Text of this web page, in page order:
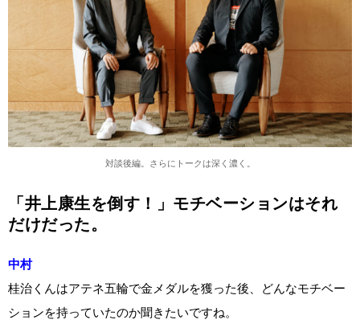
対談後編。さらにトークは深く濃く。
「井上康生を倒す！」モチベーションはそれ
だけだった。
中村
桂治くんはアテネ五輪で金メダルを獲った後、どんなモチベー
ションを持っていたのか聞きたいですね。